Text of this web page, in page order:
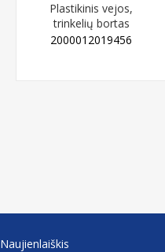
Plastikinis vejos,
trinkelių bortas
atskyrimui - 45 mm,
2000012019456
Naujienlaiškis